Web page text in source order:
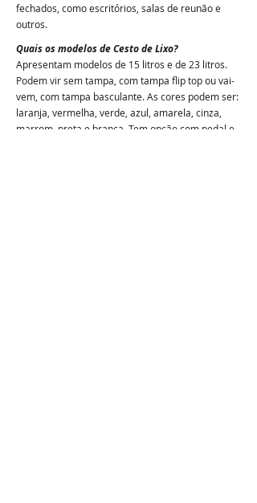
fechados, como escritórios, salas de reunão e
outros.
Quais os modelos de Cesto de Lixo?
Apresentam modelos de 15 litros e de 23 litros.
Podem vir sem tampa, com tampa flip top ou vai-
vem, com tampa basculante. As cores podem ser:
laranja, vermelha, verde, azul, amarela, cinza,
marrom, preta e branca. Tem opção com pedal e